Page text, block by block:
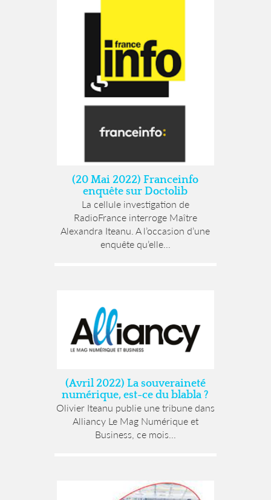
(20 Mai 2022) Franceinfo
enquête sur Doctolib
La cellule investigation de
RadioFrance interroge Maître
Alexandra Iteanu. A l’occasion d’une
enquête qu’elle...
(Avril 2022) La souveraineté
numérique, est-ce du blabla ?
Olivier Iteanu publie une tribune dans
Alliancy Le Mag Numérique et
Business, ce mois...